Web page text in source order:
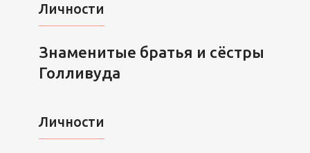
Личности
Знаменитые братья и сёстры
Голливуда
Личности